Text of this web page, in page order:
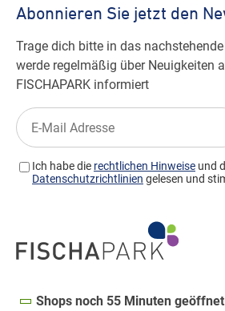
Shops noch 55 Minuten geöffnet